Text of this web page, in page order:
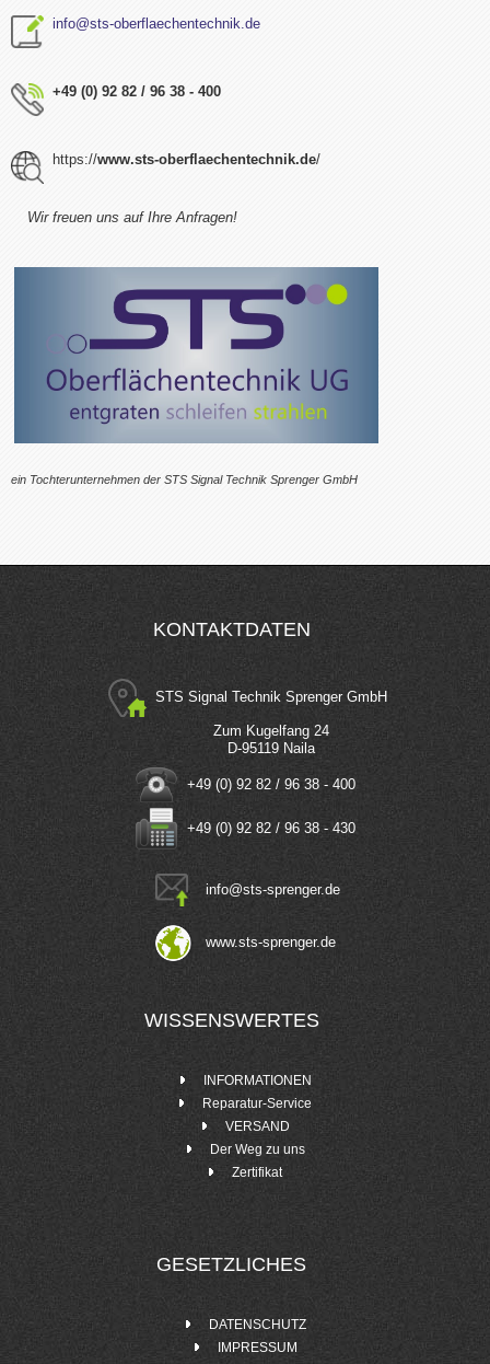
info@sts-oberflaechentechnik.de
+49 (0) 92 82 / 96 38 - 400
https://www.sts-oberflaechentechnik.de/
Wir freuen uns auf Ihre Anfragen!
ein Tochterunternehmen der STS Signal Technik Sprenger GmbH
KONTAKTDATEN
STS Signal Technik Sprenger GmbH
Zum Kugelfang 24
D-95119 Naila
+49 (0) 92 82 / 96 38 - 400
+49 (0) 92 82 / 96 38 - 430
info@sts-sprenger.de
www.sts-sprenger.de
WISSENSWERTES
INFORMATIONEN
Reparatur-Service
VERSAND
Der Weg zu uns
Zertifikat
GESETZLICHES
DATENSCHUTZ
IMPRESSUM